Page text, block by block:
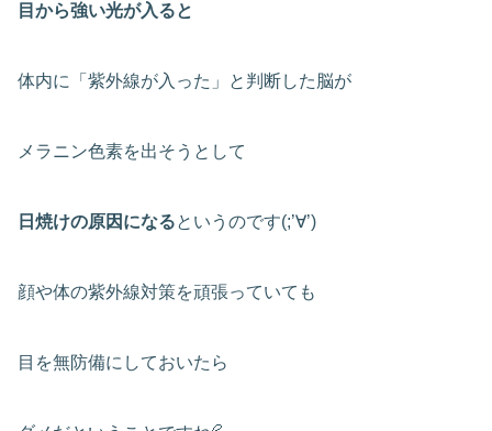
目から強い光が入ると
体内に「紫外線が入った」と判断した脳が
メラニン色素を出そうとして
日焼けの原因になるというのです(;’∀’)
顔や体の紫外線対策を頑張っていても
目を無防備にしておいたら